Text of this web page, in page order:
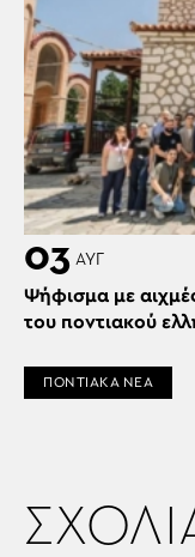
03 ΑΥΓ
Ψήφισμα με
του ποντιακού
ΠΟΝΤΙΑΚΑ ΝΕΑ